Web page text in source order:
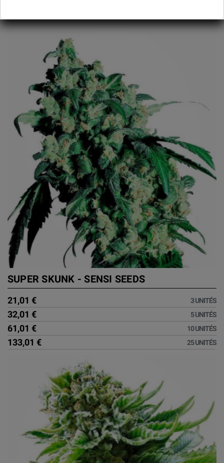
SUPER SKUNK - SENSI SEEDS
21,01 € 3 UNITÉS
32,01 € 5 UNITÉS
61,01 € 10 UNITÉS
133,01 € 25 UNITÉS